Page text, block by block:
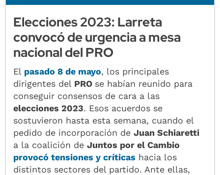
Elecciones 2023: Larreta
convocó de urgencia a mesa
nacional del PRO
El pasado 8 de mayo, los principales
dirigentes del PRO se habían reunido para
conseguir consensos de cara a las
elecciones 2023. Esos acuerdos se
sostuvieron hasta esta semana, cuando el
pedido de incorporación deJuan Schiaretti
a la coalición deJuntos por el Cambio
provocó tensiones y críticas hacia los
distintos sectores del partido. Ante ellas,